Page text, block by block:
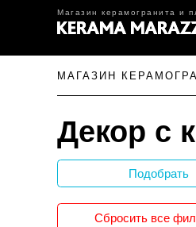
Магазин керамогранита и
МАГАЗИН
Декор с
Подобрать
Сбросить все